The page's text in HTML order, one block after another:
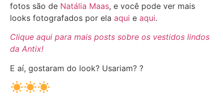
fotos são de Natália Maas, e você pode ver mais
looks fotografados por ela aqui e aqui.
Clique aqui para mais posts sobre os vestidos lindos
da Antix!
E aí, gostaram do look? Usariam? ?